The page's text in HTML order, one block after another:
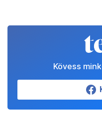
Kövess